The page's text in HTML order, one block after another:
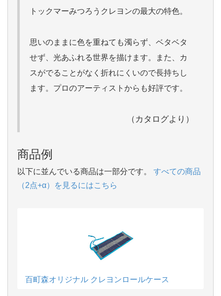
トックマーみつろうクレヨンの最大の特色。
思いのままに色を重ねても濁らず、ベタベタ
せず、光あふれる世界を描けます。また、カ
スがでることがなく折れにくいので長持ちし
ます。プロのアーティストからも好評です。
（カタログより）
商品例
以下に並んでいる商品は一部分です。
すべての商品
（2点+α）を見るにはこちら
百町森オリジナル クレヨンロールケース